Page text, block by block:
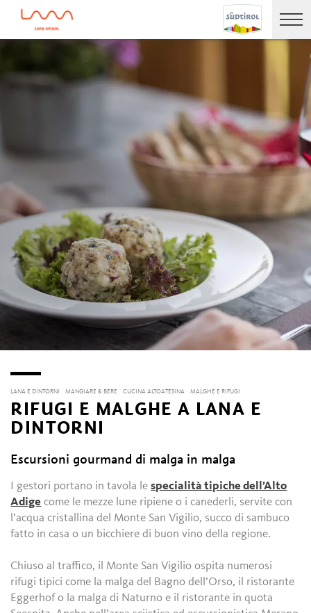
LANA E DINTORNI MANGIARE & BERE CUCINA ALTOATESINA MALGHE E RIFUGI
RIFUGI E MALGHE A LANA E
DINTORNI
Escursioni gourmand di malga in malga
I gestori portano in tavola lespecialità tipiche dell’Alto
Adige come le mezze lune ripiene o i canederli, servite con
l’acqua cristallina del Monte San Vigilio, succo di sambuco
fatto in casa o un bicchiere di buon vino della regione.
Chiuso al traffico, il Monte San Vigilio ospita numerosi
rifugi tipici come la malga del Bagno dell’Orso, il ristorante
Eggerhof o la malga di Naturno e il ristorante in quota